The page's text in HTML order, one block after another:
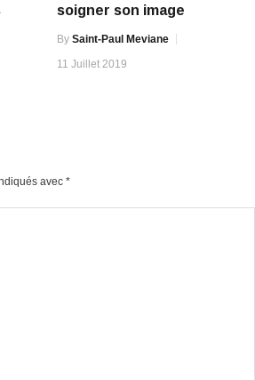
soigner son image
By Saint-Paul Meviane
11 Juillet 2019
avec *